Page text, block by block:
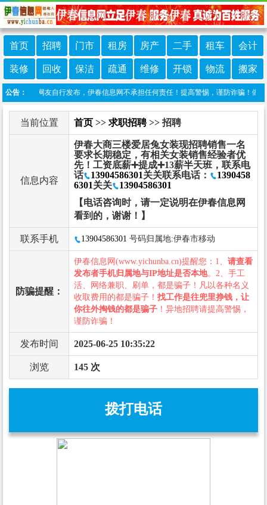
首页 招聘 门市 租房 房产 二手 租车 会计
装修 回收 保洁 疏通 维修 开锁 物流 搬家
公告：
信息由网友自行发布，伊春信息网不承担任何责任！提高警惕，谨防诈骗！做推
当前位置 首页 >> 求职招聘>> 招聘
信息内容
伊春大商三楼爱居兔女装现招聘销售一名
要求长期稳定，有相关女装销售经验者优
先！工资底薪➕提成➕13薪半天班，联系电
话
13904586301关关联系电话：
1390458
6301关关
13904586301
【电话咨询时，请一定说明在伊春信息网
看到的，谢谢！】
联系手机 13904586301 号码归属地:伊春市移动
防骗提醒：
伊春信息网(www.yichunba.cn)提醒您：1、 请查看
发布者手机归属地与IP地址是否本地。2、手工
活、网络兼职、刷单，都是骗子！凡以各种名义
收取费用的都是骗子！ 找工作是往兜里挣钱，让
你往外掏钱的都是骗子 ！异地招聘请提高警惕，
谨防诈骗！
发布时间 2025-06-25 10:35:22
浏览 145 次
拨打电话